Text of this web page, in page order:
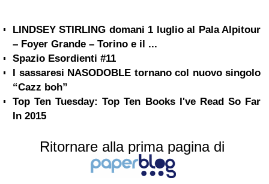
LINDSEY STIRLING domani 1 luglio al Pala Alpitour
– Foyer Grande – Torino e il ...
Spazio Esordienti #11
I sassaresi NASODOBLE tornano col nuovo singolo
“Cazz boh”
Top Ten Tuesday: Top Ten Books I've Read So Far
In 2015
Ritornare alla prima pagina di